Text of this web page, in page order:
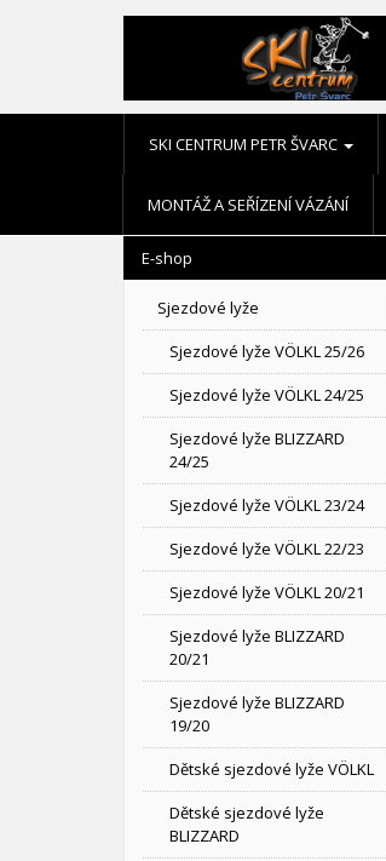
SKI CENTRUM PETR ŠVARC
MONTÁŽ A SEŘÍZENÍ VÁZÁNÍ
E-shop
Sjezdové lyže
Sjezdové lyže VÖLKL 25/26
Sjezdové lyže VÖLKL 24/25
Sjezdové lyže BLIZZARD
24/25
Sjezdové lyže VÖLKL 23/24
Sjezdové lyže VÖLKL 22/23
Sjezdové lyže VÖLKL 20/21
Sjezdové lyže BLIZZARD
20/21
Sjezdové lyže BLIZZARD
19/20
Dětské sjezdové lyže VÖLKL
Dětské sjezdové lyže
BLIZZARD